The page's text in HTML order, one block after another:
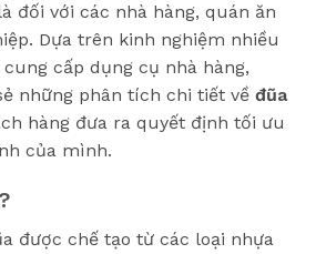
đối với các nhà hàng, quán ăn
Dựa trên kinh nghiệm nhiều
cấp dụng cụ nhà hàng,
những phân tích chi tiết về đũa
hàng đưa ra quyết định tối ưu
của mình.
được chế tạo từ các loại nhựa